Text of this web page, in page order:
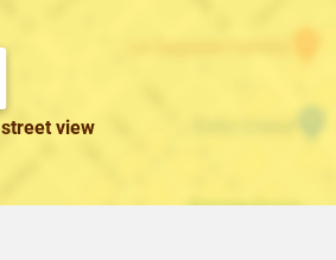
street view